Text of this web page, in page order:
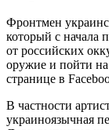
Фронтмен
который с начала
от российских
оружие и пойти
странице в
В частности
украиноязычная